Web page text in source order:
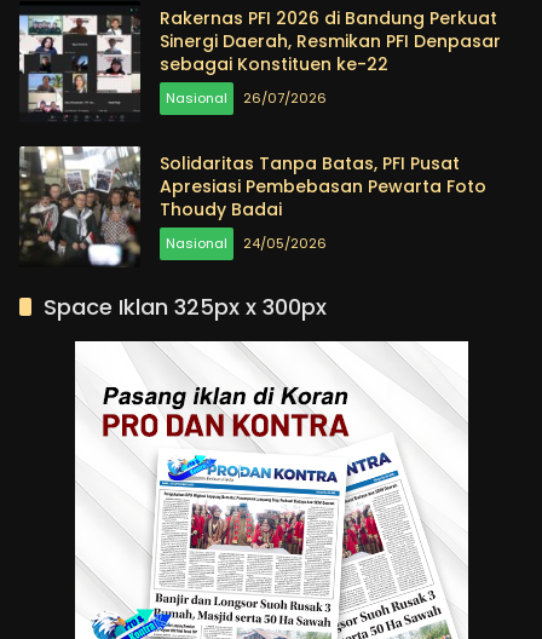
Rakernas PFI 2026 di Bandung Perkuat
Sinergi Daerah, Resmikan PFI Denpasar
sebagai Konstituen ke-22
Nasional 26/07/2026
Solidaritas Tanpa Batas, PFI Pusat
Apresiasi Pembebasan Pewarta Foto
Thoudy Badai
Nasional 24/05/2026
Space Iklan 325px x 300px